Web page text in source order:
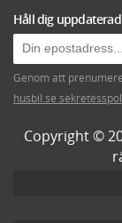
Håll dig
Genom att
husbil.se
Copyright ©